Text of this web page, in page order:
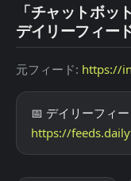
「チャットボ
デイリーフィー
元フィード: https://
📅 デイリーフィ
https://